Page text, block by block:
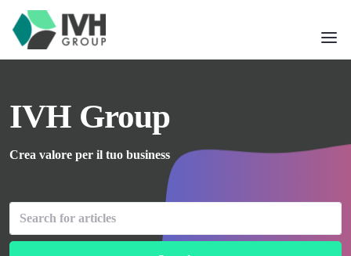
IVH Group
Crea valore per il tuo business